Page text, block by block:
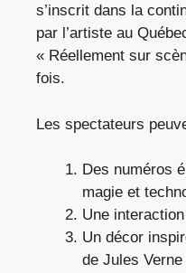
s’inscrit dans la
par l’artiste au
« Réellement sur
fois.
Les spectateurs
Des numéros
magie et
Une
Un décor
de Jules Verne